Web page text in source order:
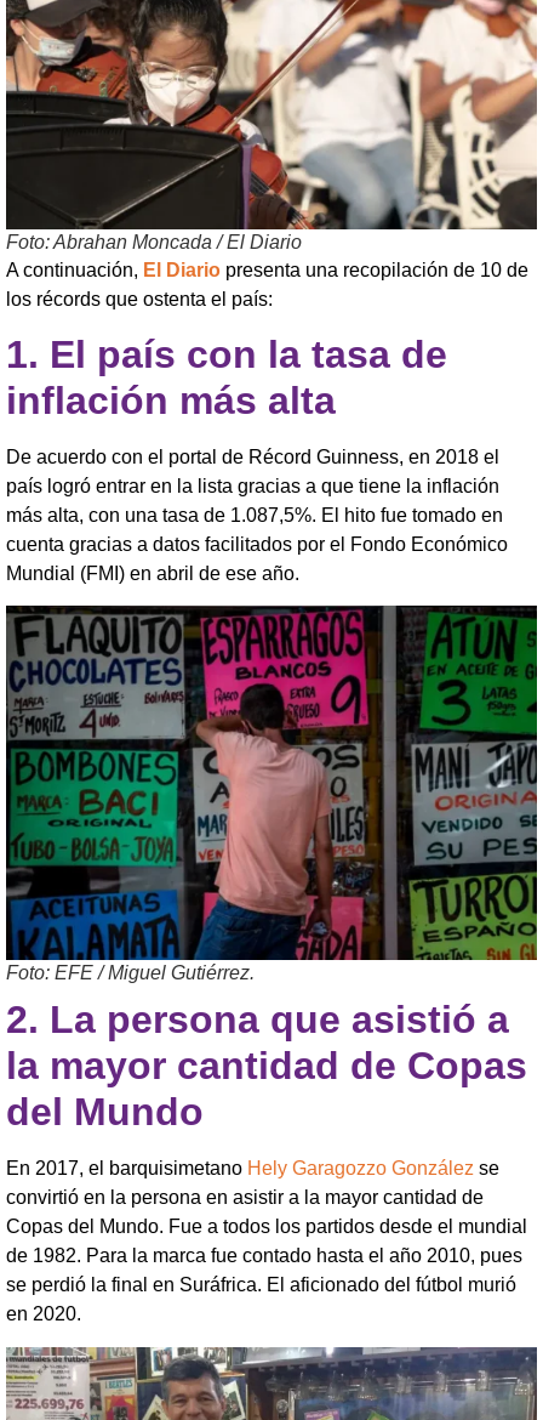
Foto: Abrahan Moncada / El Diario
A continuación, El Diario presenta una recopilación de 10 de
los récords que ostenta el país:
1. El país con la tasa de
inflación más alta
De acuerdo con el portal de Récord Guinness, en 2018 el
país logró entrar en la lista gracias a que tiene la inflación
más alta, con una tasa de 1.087,5%. El hito fue tomado en
cuenta gracias a datos facilitados por el Fondo Económico
Mundial (FMI) en abril de ese año.
Foto: EFE / Miguel Gutiérrez.
2. La persona que asistió a
la mayor cantidad de Copas
del Mundo
En 2017, el barquisimetano Hely Garagozzo González se
convirtió en la persona en asistir a la mayor cantidad de
Copas del Mundo. Fue a todos los partidos desde el mundial
de 1982. Para la marca fue contado hasta el año 2010, pues
se perdió la final en Suráfrica. El aficionado del fútbol murió
en 2020.